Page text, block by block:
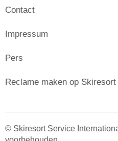
Contact
Impressum
Pers
Reclame maken op Skiresort
© Skiresort Service